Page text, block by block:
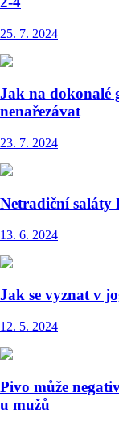
25. 7. 2024
Jak na dokonalé
nenařezávat
23. 7. 2024
Netradiční saláty
13. 6. 2024
Jak se vyznat v
12. 5. 2024
Pivo může
u mužů